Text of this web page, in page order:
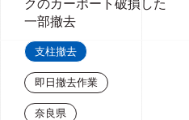
クのカーポート破損した
一部撤去
支柱撤去
即日撤去作業
奈良県